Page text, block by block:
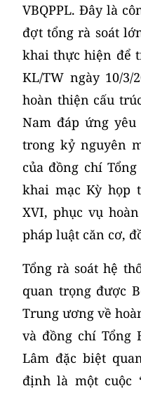
VBQPPL. Đây là
đợt tổng rà soát
khai thực hiện để
KL/TW ngày 10/
hoàn thiện cấu
Nam đáp ứng
trong kỷ nguyên
của đồng chí
khai mạc Kỳ họp
XVI, phục vụ
pháp luật căn cơ,
Tổng rà soát hệ
quan trọng được
Trung ương về
và đồng chí Tổng
Lâm đặc biệt
định là một cuộc